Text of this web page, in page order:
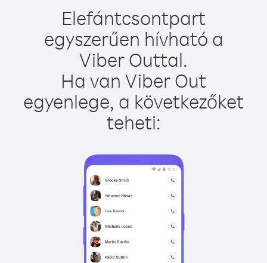
Elefántcsontpart
egyszerűen hívható a
Viber Outtal.
Ha van Viber Out
egyenlege, a következőket
teheti: